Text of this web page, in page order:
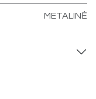
METALINĖ